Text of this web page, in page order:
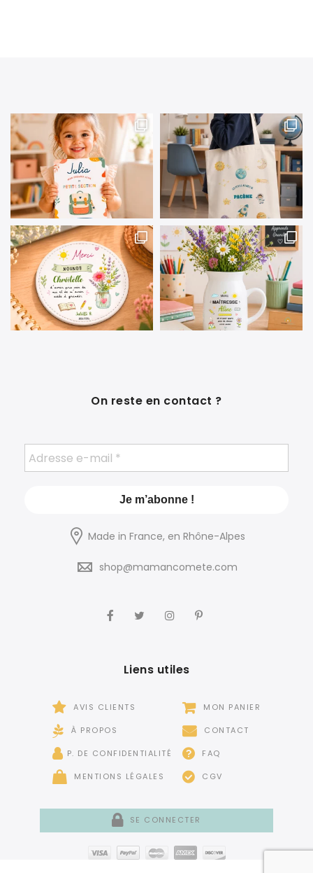
On reste en contact ?
Made in France, en Rhône-Alpes
shop@mamancomete.com
Liens utiles
AVIS CLIENTS
À PROPOS
P. DE CONFIDENTIALITÉ
MENTIONS LÉGALES
MON PANIER
CONTACT
FAQ
CGV
SE CONNECTER